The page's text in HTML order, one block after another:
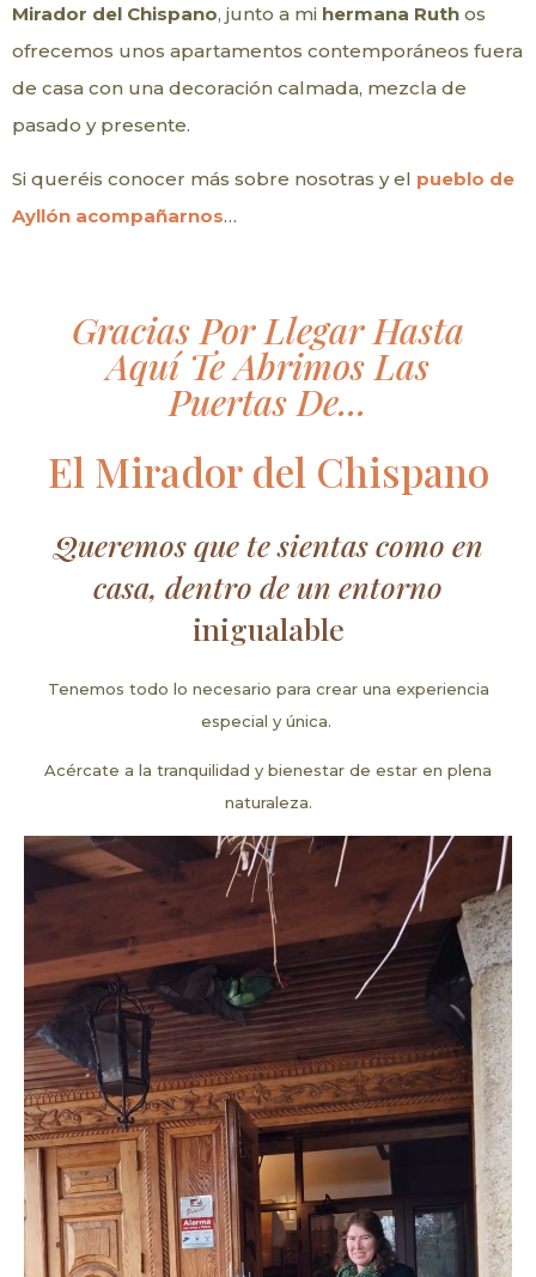
Mirador del Chispano, junto a mi hermana Ruth os
ofrecemos unos apartamentos contemporáneos fuera
de casa con una decoración calmada, mezcla de
pasado y presente.
Si queréis conocer más sobre nosotras y el pueblo de
Ayllón acompañarnos…
Gracias Por Llegar Hasta
Aquí Te Abrimos Las
Puertas De...
El Mirador del Chispano
Queremos que te sientas como en
casa, dentro de un entorno
inigualable
Tenemos todo lo necesario para crear una experiencia
especial y única.
Acércate a la tranquilidad y bienestar de estar en plena
naturaleza.